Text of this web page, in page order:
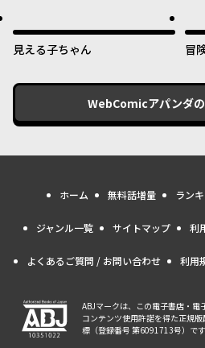
となり不遇な推しキャラ助けま
くる～
見える子ちゃん 冒
WebComicアパンダ
ホーム 無料話増量 ラン
ジャンル一覧 サイトマップ 利
よくあるご質問 / お問い合わせ 利用
ABJマークは、この電子書店・電
コンテンツ使用許諾を得た正規
標（登録番号 第6091713号）です